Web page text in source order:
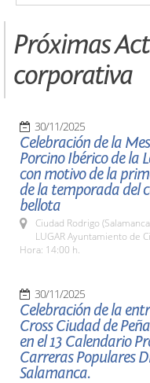
Próximas
corporativa
30/11/2025
Celebración de la
Porcino Ibérico de la
con motivo de la
de la temporada del
bellota
Ciudad Rodrigo
LUGAR Ayuntamiento de
Hora: 14:00 h.
30/11/2025
Celebración de la
Cross Ciudad de
en el 13 Calendario
Carreras Populares
Salamanca.